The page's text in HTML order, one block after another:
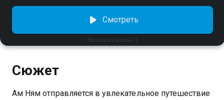
Раскраски (сезон 7)
Смотреть
Сюжет
Ам Ням отправляется в увлекательное путешествие